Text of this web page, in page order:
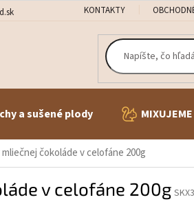
KONTAKTY
a sušené plody MIXUJEME
čokoláde v celofáne 200g
v celofáne 200g